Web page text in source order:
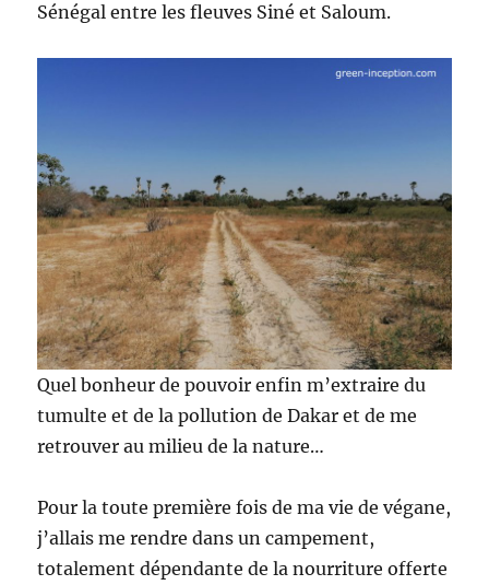
Sénégal entre les fleuves Siné et Saloum.
Quel bonheur de pouvoir enfin m’extraire du
tumulte et de la pollution de Dakar et de me
retrouver au milieu de la nature…
Pour la toute première fois de ma vie de végane,
j’allais me rendre dans un campement,
totalement dépendante de la nourriture offerte